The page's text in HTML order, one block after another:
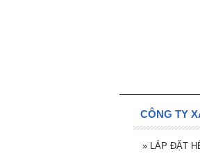
CÔNG TY
» LẮP ĐẶT